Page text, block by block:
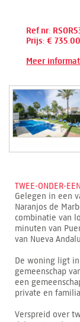
Ref.nr:
Prijs: €
Meer
TWEE-ONDER-
Gelegen in een
Naranjos de
combinatie van
minuten van
van Nueva
De woning ligt
gemeenschap
een
private en
Verspreid over